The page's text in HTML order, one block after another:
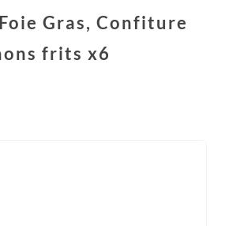
Gras, Confiture
frits x6